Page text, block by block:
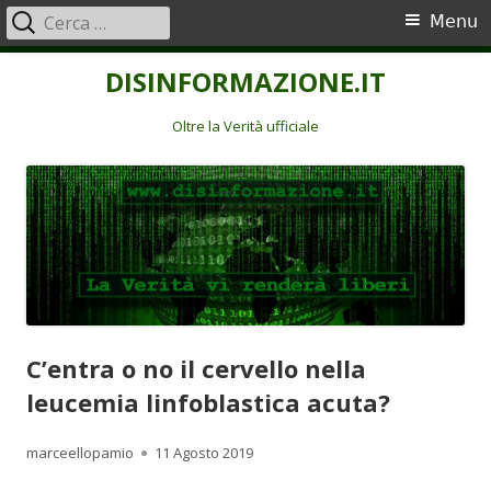
DISINFORMAZIONE.IT
Oltre la Verità ufficiale
Menu
principale
Menu
Ricerca
per:
C’entra o no il cervello nella
leucemia linfoblastica acuta?
Autore
marceellopamio Pubblicato
11 Agosto 2019